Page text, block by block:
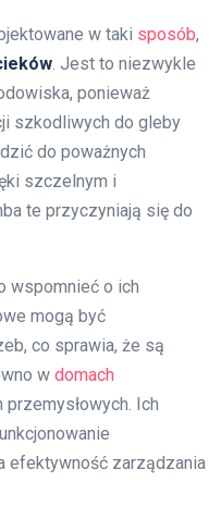
w taki sposób,
. Jest to niezwykle
ponieważ
szkodliwych do gleby
do poważnych
szczelnym i
te przyczyniają się do
wspomnieć o ich
mogą być
co sprawia, że są
w domach
Ich
efektywność zarządzania